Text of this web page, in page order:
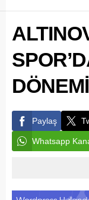
Paylaş
Whatsapp